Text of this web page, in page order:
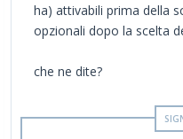
ha) attivabili prima della
opzionali dopo la scelta
che ne dite?